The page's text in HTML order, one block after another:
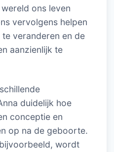
ons leven
vervolgens helpen
veranderen en de
aanzienlijk te
duidelijk hoe
conceptie en
op na de geboorte.
wordt